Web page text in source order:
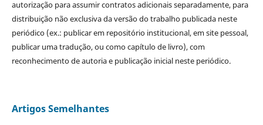
autorização para assumir contratos adicionais separadamente, para
distribuição não exclusiva da versão do trabalho publicada neste
periódico (ex.: publicar em repositório institucional, em site pessoal,
publicar uma tradução, ou como capítulo de livro), com
reconhecimento de autoria e publicação inicial neste periódico.
Artigos Semelhantes